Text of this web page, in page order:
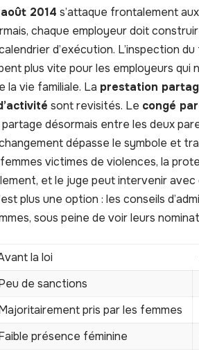
2014 s’attaque frontalement
chaque employeur doit
d’exécution. L’inspection
plus vite pour les employeurs qui
la vie familiale. La prestation
sont revisités. Le congé
désormais entre les deux
dépasse le symbole et
victimes de violences, la
et le juge peut intervenir
plus une option : les conseils
sous peine de voir leurs
la loi
de sanctions
pris par les femmes
présence féminine